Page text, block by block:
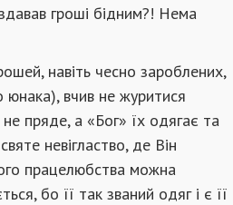
гроші бідним?! Нема
навіть чесно зароблених,
вчив не журитися
пряде, а «Бог» їх одягає та
невігластво, де Він
працелюбства можна
бо її так званий одяг і є її